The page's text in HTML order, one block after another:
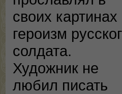
своих картинах
героизм
солдата.
Художник не
любил писать